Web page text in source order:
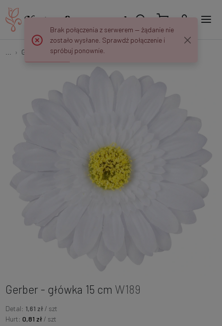
Gerbery Gerber - główka 15 cm W189
Gerber - główka 15 cm W189
Detal: 1,61 zł / szt
Hurt: 0,81 zł / szt
Brak połączenia z serwerem — żądanie nie
zostało wysłane. Sprawdź połączenie i
spróbuj ponownie.